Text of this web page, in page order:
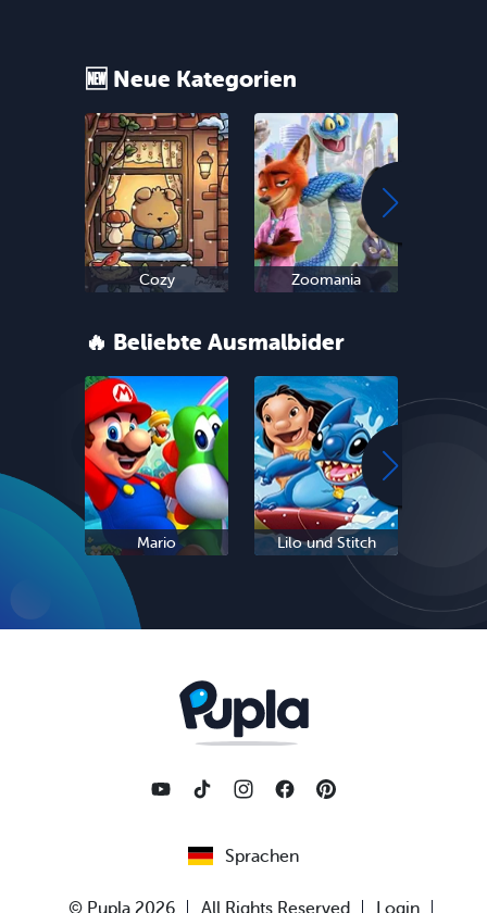
🆕 Neue Kategorien
Cozy Zoomania
🔥 Beliebte Ausmalbider
Mario Lilo und Stitch
Sprachen
© Pupla 2026 All Rights Reserved Login